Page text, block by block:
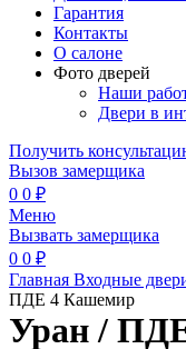
Гарантия
Контакты
О салоне
Фото дверей
Наши
Двери в
Получить
Вызов замерщика
0 0 ₽
Меню
Вызвать замерщика
0 0 ₽
Главная Входные
ПДЕ 4 Кашемир
Уран /